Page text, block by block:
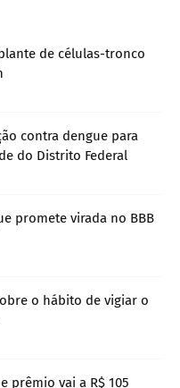
de células-tronco
contra dengue para
do Distrito Federal
promete virada no BBB
o hábito de vigiar o
prêmio vai a R$ 105